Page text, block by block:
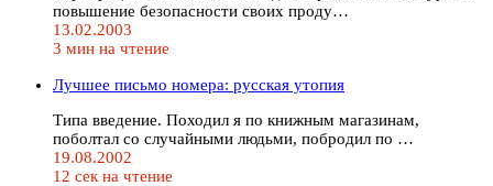
повышение безопасности своих проду…
13.02.2003
3 мин на чтение
Лучшее письмо номера: русская утопия
Типа введение. Походил я по книжным магазинам,
поболтал со случайными людьми, побродил по …
19.08.2002
12 сек на чтение